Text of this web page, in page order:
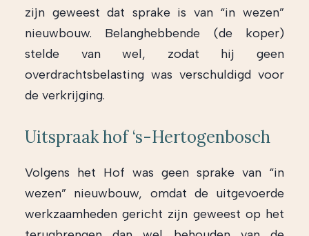
zijn geweest dat sprake is van “in wezen”
nieuwbouw. Belanghebbende (de koper)
stelde van wel, zodat hij geen
overdrachtsbelasting was verschuldigd voor
de verkrijging.
Uitspraak hof ‘s-Hertogenbosch
Volgens het Hof was geen sprake van “in
wezen” nieuwbouw, omdat de uitgevoerde
werkzaamheden gericht zijn geweest op het